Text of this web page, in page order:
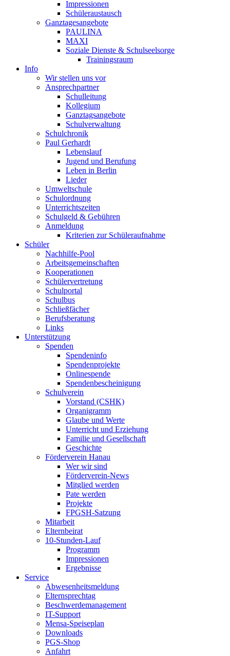
Impressionen
Schüleraustausch
Ganztagesangebote
PAULINA
MAXI
Soziale Dienste & Schulseelsorge
Trainingsraum
Info
Wir stellen uns vor
Ansprechpartner
Schulleitung
Kollegium
Ganztagsangebote
Schulverwaltung
Schulchronik
Paul Gerhardt
Lebenslauf
Jugend und Berufung
Leben in Berlin
Lieder
Umweltschule
Schulordnung
Unterrichtszeiten
Schulgeld & Gebühren
Anmeldung
Kriterien zur Schüleraufnahme
Schüler
Nachhilfe-Pool
Arbeitsgemeinschaften
Kooperationen
Schülervertretung
Schulportal
Schulbus
Schließfächer
Berufsberatung
Links
Unterstützung
Spenden
Spendeninfo
Spendenprojekte
Onlinespende
Spendenbescheinigung
Schulverein
Vorstand (CSHK)
Organigramm
Glaube und Werte
Unterricht und Erziehung
Familie und Gesellschaft
Geschichte
Förderverein Hanau
Wer wir sind
Förderverein-News
Mitglied werden
Pate werden
Projekte
FPGSH-Satzung
Mitarbeit
Elternbeirat
10-Stunden-Lauf
Programm
Impressionen
Ergebnisse
Service
Abwesenheitsmeldung
Elternsprechtag
Beschwerdemanagement
IT-Support
Mensa-Speiseplan
Downloads
PGS-Shop
Anfahrt